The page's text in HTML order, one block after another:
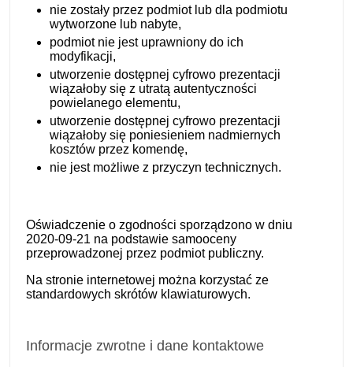
nie zostały przez podmiot lub dla podmiotu
wytworzone lub nabyte,
podmiot nie jest uprawniony do ich
modyfikacji,
utworzenie dostępnej cyfrowo prezentacji
wiązałoby się z utratą autentyczności
powielanego elementu,
utworzenie dostępnej cyfrowo prezentacji
wiązałoby się poniesieniem nadmiernych
kosztów przez komendę,
nie jest możliwe z przyczyn technicznych.
Oświadczenie o zgodności sporządzono w dniu
2020-09-21 na podstawie samooceny
przeprowadzonej przez podmiot publiczny.
Na stronie internetowej można korzystać ze
standardowych skrótów klawiaturowych.
Informacje zwrotne i dane kontaktowe